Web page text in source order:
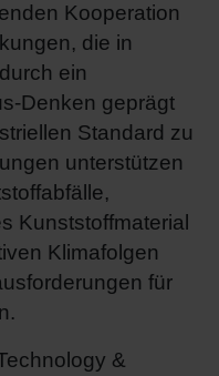
Kooperation
die in
ein
Denken geprägt
Standard zu
unterstützen
Kunststoffmaterial
Klimafolgen
für
&